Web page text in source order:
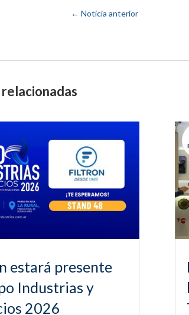
←Noticia anterior
estará presente
Industrias y
2026